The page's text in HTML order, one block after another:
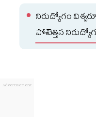
నిరుద్యోగం
పోటెత్తిన